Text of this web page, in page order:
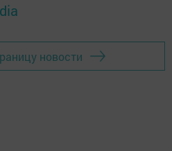
новости